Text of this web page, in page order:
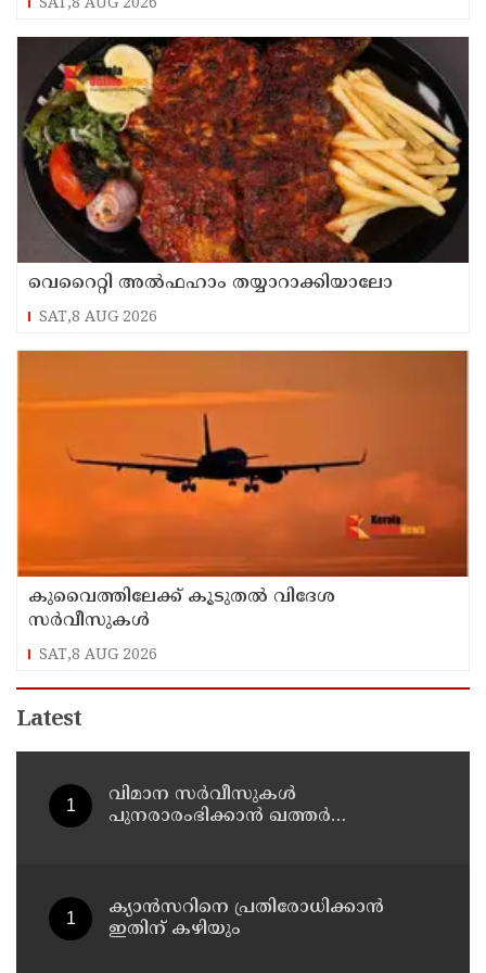
SAT,8 AUG 2026
വെറൈറ്റി അൽഫഹാം തയ്യാറാക്കിയാലോ
SAT,8 AUG 2026
കുവൈത്തിലേക്ക് കൂടുതല്‍ വിദേശ
സര്‍വീസുകള്‍
SAT,8 AUG 2026
Latest
വിമാന സര്‍വീസുകള്‍
പുനരാരംഭിക്കാന്‍ ഖത്തര്‍
ക്യാൻസറിനെ പ്രതിരോധിക്കാൻ
ഇതിന് കഴിയും